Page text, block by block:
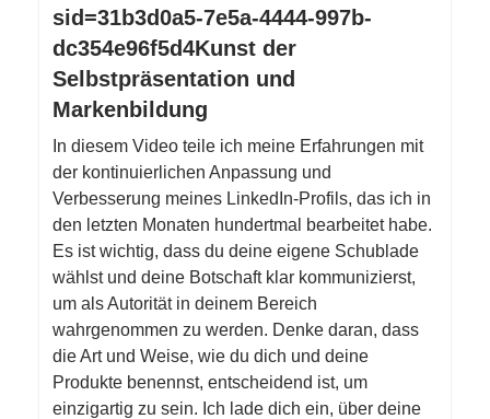
sid=31b3d0a5-7e5a-4444-997b-
dc354e96f5d4Kunst der
Selbstpräsentation und
Markenbildung
In diesem Video teile ich meine Erfahrungen mit
der kontinuierlichen Anpassung und
Verbesserung meines LinkedIn-Profils, das ich in
den letzten Monaten hundertmal bearbeitet habe.
Es ist wichtig, dass du deine eigene Schublade
wählst und deine Botschaft klar kommunizierst,
um als Autorität in deinem Bereich
wahrgenommen zu werden. Denke daran, dass
die Art und Weise, wie du dich und deine
Produkte benennst, entscheidend ist, um
einzigartig zu sein. Ich lade dich ein, über deine